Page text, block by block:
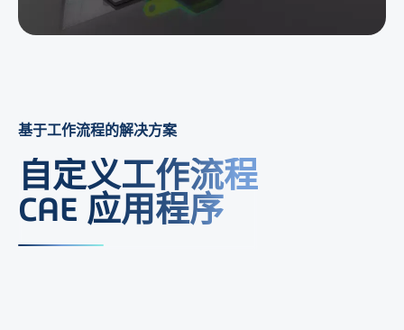
基于工作流程的解决方案
自定义工作流程
CAE 应用程序